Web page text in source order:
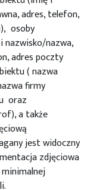
adres, telefon,
osoby
nazwa,
adres poczty
( nazwa
firmy
oraz
a także
jest widoczny
zdjęciowa